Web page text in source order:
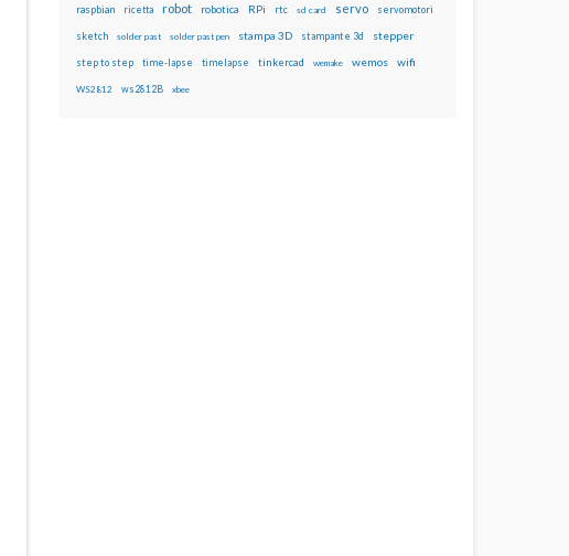
raspbian ricetta robot robotica RPi rtc sd card servo servomotori
sketch solder past solder past pen stampa 3D stampante 3d stepper
step to step time-lapse timelapse tinkercad wemake wemos wifi
WS2812 ws2812B xbee